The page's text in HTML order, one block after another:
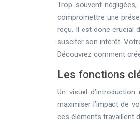
Trop souvent
compromettre une
reçu. Il est donc crucial
susciter son intérêt.
Découvrez comment
Les fonctions
Un visuel
maximiser l’impact de
ces éléments travaillent